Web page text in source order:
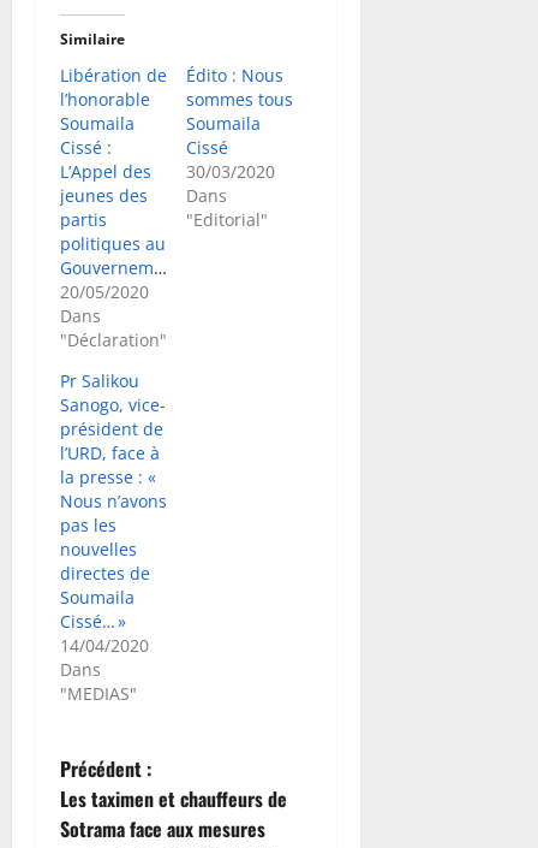
Similaire
Libération de
l’honorable
Soumaila
Cissé :
L’Appel des
jeunes des
partis
politiques au
Gouvernement
20/05/2020
Dans
"Déclaration"
Édito : Nous
sommes tous
Soumaila
Cissé
30/03/2020
Dans
"Editorial"
Pr Salikou
Sanogo, vice-
président de
l’URD, face à
la presse : «
Nous n’avons
pas les
nouvelles
directes de
Soumaila
Cissé… »
14/04/2020
Dans
"MEDIAS"
N
a
Précédent :
Les taximen et chauffeurs de
Sotrama face aux mesures